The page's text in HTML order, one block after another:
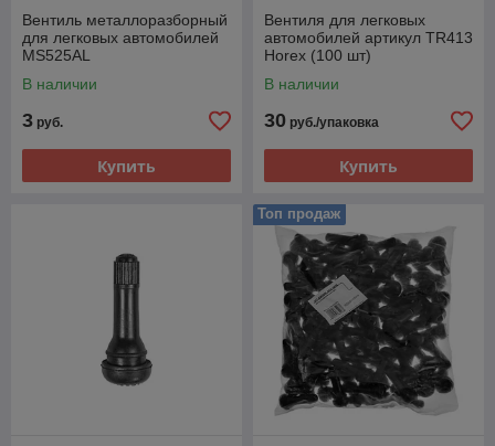
Вентиль металлоразборный
для легковых автомобилей
MS525AL
В наличии
3 руб.
Купить
Вентиля для легковых
автомобилей артикул TR413
Horex (100 шт)
В наличии
30 руб./упаковка
Купить
Топ продаж